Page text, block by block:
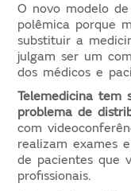
O novo modelo
polêmica porque
substituir a
julgam ser um
dos médicos e
Telemedicina tem
problema de
com
realizam exames
de pacientes que
profissionais.